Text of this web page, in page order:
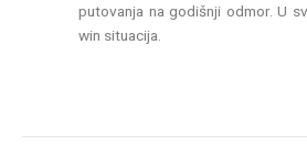
putovanja na godišnji odmor. U
win situacija.